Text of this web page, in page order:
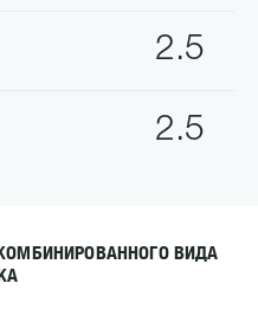
2.5
2.5
КОМБИНИРОВАННОГО ВИДА